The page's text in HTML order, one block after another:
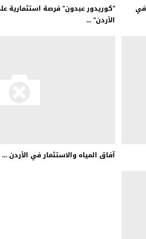
في
“كوريدور عبدون” فرصة استثمارية
الأردن” …
آفاق المياه والاستثمار في الأردن …